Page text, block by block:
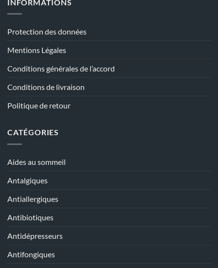
INFORMATIONS
Protection des données
Mentions Légales
Conditions générales de l’accord
Conditions de livraison
Politique de retour
CATÉGORIES
Aides au sommeil
Antalgiques
Antiallergiques
Antibiotiques
Antidépresseurs
Antifongiques